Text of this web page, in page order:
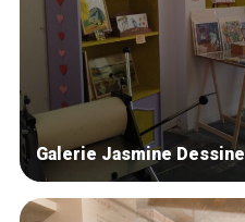
Galerie Jasmine Dessine